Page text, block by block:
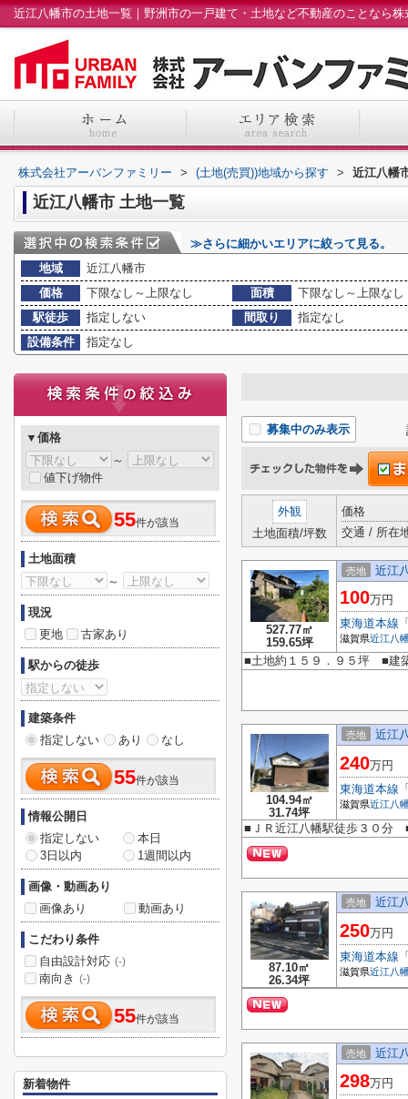
近江八幡市の土地一覧｜野洲市の一戸建て・土地など不動産のことなら
株式会社アーバンファミリー > (土地(売買))地域から探す > 近江八幡
近江八幡市 土地一覧
≫さらに細かいエリアに絞って見る。
地域
近江八幡市
価格
下限なし～上限なし 面積
下限なし～上限なし
駅徒歩
指定しない 間取り
指定なし
設備条件
指定なし
募集中のみ表示
外観
土地面積/坪数
価格
交通 / 所在
527.77㎡
159.65坪
売地 近江
100万円
東海道本線
滋賀県近江八
■土地約１５９．９５坪 ■建
104.94㎡
31.74坪
売地 近江
240万円
東海道本線
滋賀県近江八
■ＪＲ近江八幡駅徒歩３０分
87.10㎡
26.34坪
売地 近江
250万円
東海道本線
滋賀県近江八
売地 近江
298万円
▼価格
～
値下げ物件
55件が該当
土地面積
～
現況
更地
古家あり
駅からの徒歩
建築条件
指定しない
あり なし
55件が該当
情報公開日
指定しない
本日
3日以内
1週間以内
画像・動画あり
画像あり
動画あり
こだわり条件
自由設計対応 (-)
南向き (-)
55件が該当
新着物件